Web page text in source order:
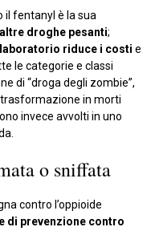
il fentanyl è la sua
droghe pesanti;
riduce i costi e
le categorie e classi
di “droga degli zombie”,
in morti
invece avvolti in uno
o sniffata
contro l’oppioide
di prevenzione contro